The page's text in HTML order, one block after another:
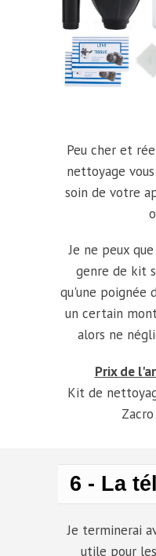
Peu cher et
nettoyage
soin de votre
Je ne peux
genre de kit
qu'une poignée
un certain
alors ne
Prix de
Kit de
6 - La
Je terminerai
utile pour